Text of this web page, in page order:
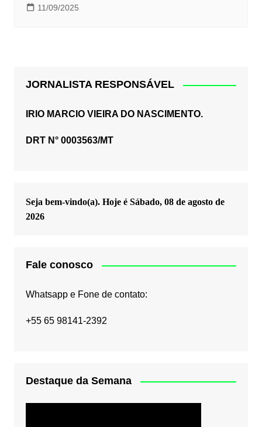
11/09/2025
JORNALISTA RESPONSÁVEL
IRIO MARCIO VIEIRA DO NASCIMENTO.
DRT N° 0003563/MT
Seja bem-vindo(a). Hoje é Sábado, 08 de agosto de
2026
Fale conosco
Whatsapp e Fone de contato:
+55 65 98141-2392
Destaque da Semana